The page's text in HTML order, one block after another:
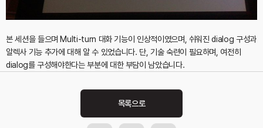
본 세션을 들으며 Multi-turn 대화 기능이 인상적이였으며, 쉬워진 dialog 구성과
알렉사 기능 추가에 대해 알 수 있었습니다. 단, 기술 숙련이 필요하며, 여전히
dialog를 구성해야한다는 부분에 대한 부담이 남았습니다.